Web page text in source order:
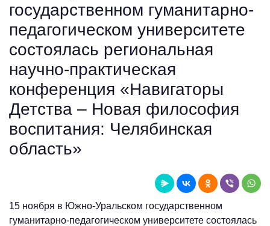
государственном гуманитарно-
педагогическом университете
состоялась региональная
научно-практическая
конференция «Навигаторы
Детства – Новая философия
воспитания: Челябинская
область»
15 ноября в Южно-Уральском государственном
гуманитарно-педагогическом университете состоялась